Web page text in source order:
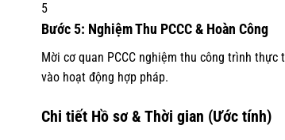
5
Bước 5: Nghiệm Thu PCCC & Hoàn Công
Mời cơ quan PCCC nghiệm thu công trình
vào hoạt động hợp pháp.
Chi tiết Hồ sơ & Thời gian (Ước tính)